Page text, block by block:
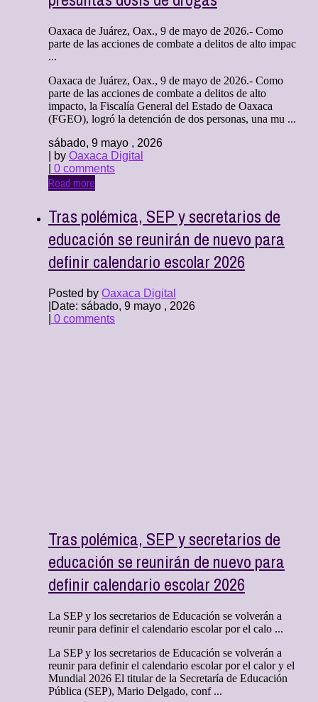
Oaxaca de Juárez, Oax., 9 de mayo de 2026.- Como
parte de las acciones de combate a delitos de alto impac
...
Oaxaca de Juárez, Oax., 9 de mayo de 2026.- Como
parte de las acciones de combate a delitos de alto
impacto, la Fiscalía General del Estado de Oaxaca
(FGEO), logró la detención de dos personas, una mu ...
sábado, 9 mayo , 2026
| by Oaxaca Digital
0 comments
Read more
Tras polémica, SEP y secretarios de
educación se reunirán de nuevo para
definir calendario escolar 2026
Posted by Oaxaca Digital
Date: sábado, 9 mayo , 2026
0 comments
Tras polémica, SEP y secretarios de
educación se reunirán de nuevo para
definir calendario escolar 2026
La SEP y los secretarios de Educación se volverán a
reunir para definir el calendario escolar por el calo ...
La SEP y los secretarios de Educación se volverán a
reunir para definir el calendario escolar por el calor y el
Mundial 2026 El titular de la Secretaría de Educación
Pública (SEP), Mario Delgado, conf ...